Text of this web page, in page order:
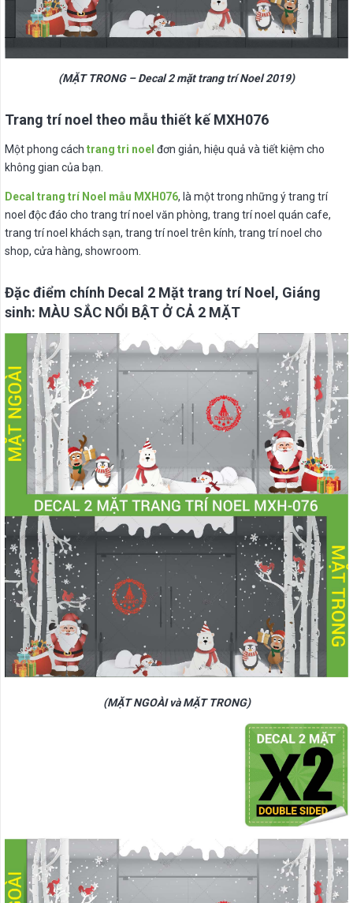
(MẶT TRONG – Decal 2 mặt trang trí Noel 2019)
Trang trí noel theo mẫu thiết kế MXH076
Một phong cách trang tri noel đơn giản, hiệu quả và tiết kiệm cho
không gian của bạn.
Decal trang trí Noel mẫu MXH076, là một trong những ý trang trí
noel độc đáo cho trang trí noel văn phòng, trang trí noel quán cafe,
trang trí noel khách sạn, trang trí noel trên kính, trang trí noel cho
shop, cửa hàng, showroom.
Đặc điểm chính Decal 2 Mặt trang trí Noel, Giáng
sinh: MÀU SẮC NỔI BẬT Ở CẢ 2 MẶT
(MẶT NGOÀI và MẶT TRONG)